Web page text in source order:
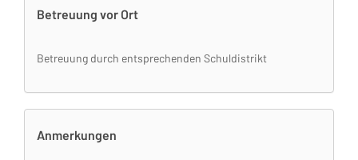
Betreuung vor Ort
Betreuung durch entsprechenden Schuldistrikt
Anmerkungen